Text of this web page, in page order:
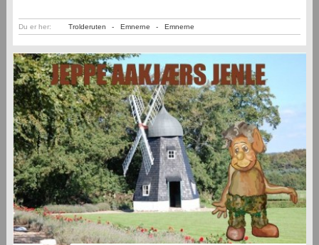
Du er her: Trolderuten - Emnerne - Emnerne